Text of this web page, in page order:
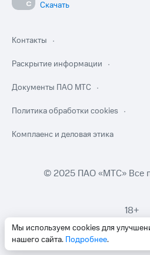
Мы используем cookies для
нашего сайта. Подробнее.
Скачать
Контакты
Раскрытие информации
Документы ПАО МТС
Политика обработки cookies
Комплаенс и деловая этика
© 2025 ПАО «МТС» Все
18+